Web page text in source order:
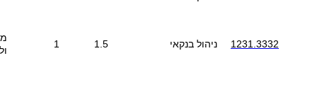
1231.3332 ניהול בנקאי 1.5
1